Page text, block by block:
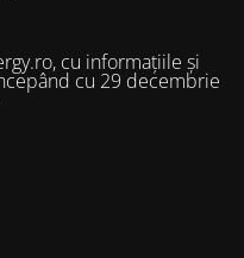
cu informațiile și
cu 29 decembrie